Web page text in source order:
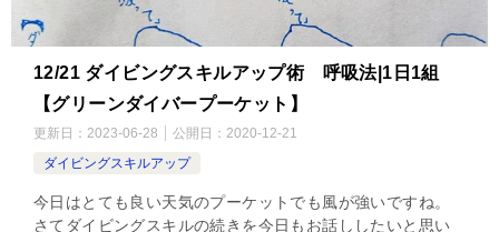
12/21 ダイビングスキルアップ術 呼吸法|1日1組
【グリーンダイバープーケット】
更新日： 2023-06-28 公開日： 2020-12-21
ダイビングスキルアップ
今日はとても良い天気のプーケットでも風が強いですね。
さてダイビングスキルの続きを今日もお話ししたいと思い